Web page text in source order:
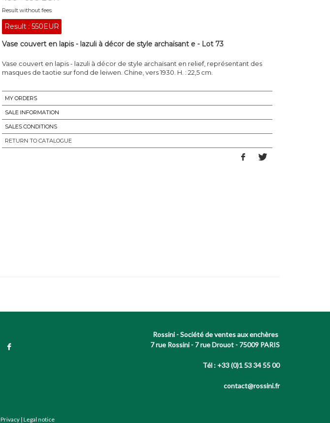
Result without fees
Result : 550EUR
Vase couvert en lapis - lazuli à décor de style archaïsant e - Lot 73
Vase couvert en lapis - lazuli à décor de style archaïsant en relief, représentant des
masques de taotie sur fond de leiwen. Chine, vers 1930. H. : 22,5 cm.
MY ORDERS
SALE INFORMATION
SALES CONDITIONS
RETURN TO CATALOGUE
Rossini - Société de ventes aux enchères
7 rue Rossini - 7 rue Drouot - 75009 PARIS
Tél : +33 (0)1 53 34 55 00
contact@rossini.fr
Privacy| Legal notice